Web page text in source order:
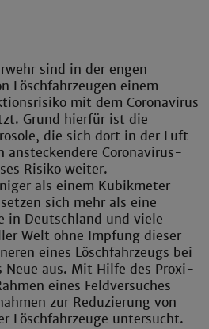
sind in der engen
Löschfahrzeugen einem
mit dem Coronavirus
Grund hierfür ist die
die sich dort in der Luft
ansteckendere Coronavirus-
Risiko weiter.
als einem Kubikmeter
sich mehr als eine
in Deutschland und viele
Welt ohne Impfung dieser
eines Löschfahrzeugs bei
Neue aus. Mit Hilfe des Proxi-
eines Feldversuches
zur Reduzierung von
Löschfahrzeuge untersucht.